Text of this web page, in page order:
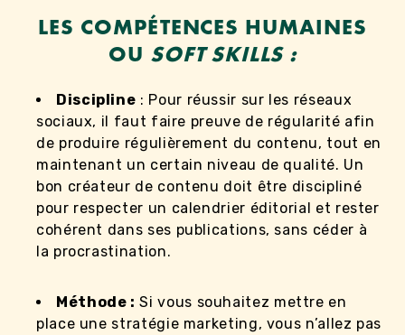
LES COMPÉTENCES HUMAINES
OU SOFT SKILLS :
Discipline : Pour réussir sur les réseaux
sociaux, il faut faire preuve de régularité afin
de produire régulièrement du contenu, tout en
maintenant un certain niveau de qualité. Un
bon créateur de contenu doit être discipliné
pour respecter un calendrier éditorial et rester
cohérent dans ses publications, sans céder à
la procrastination.
Méthode : Si vous souhaitez mettre en
place une stratégie marketing, vous n’allez pas